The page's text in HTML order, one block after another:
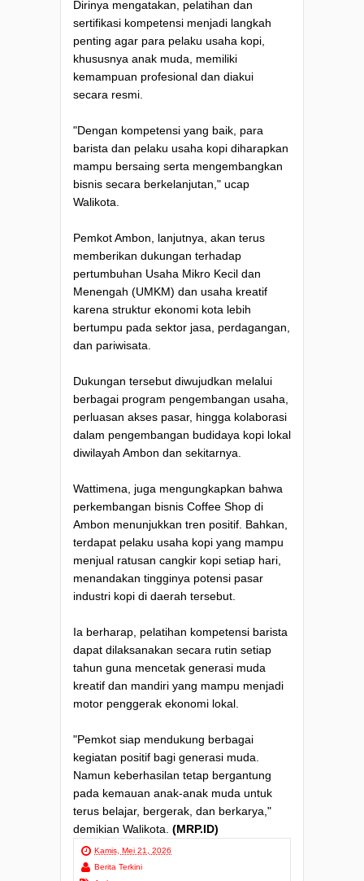
Dirinya mengatakan, pelatihan dan
sertifikasi kompetensi menjadi langkah
penting agar para pelaku usaha kopi,
khususnya anak muda, memiliki
kemampuan profesional dan diakui
secara resmi.
"Dengan kompetensi yang baik, para
barista dan pelaku usaha kopi diharapkan
mampu bersaing serta mengembangkan
bisnis secara berkelanjutan," ucap
Walikota.
Pemkot Ambon, lanjutnya, akan terus
memberikan dukungan terhadap
pertumbuhan Usaha Mikro Kecil dan
Menengah (UMKM) dan usaha kreatif
karena struktur ekonomi kota lebih
bertumpu pada sektor jasa, perdagangan,
dan pariwisata.
Dukungan tersebut diwujudkan melalui
berbagai program pengembangan usaha,
perluasan akses pasar, hingga kolaborasi
dalam pengembangan budidaya kopi lokal
diwilayah Ambon dan sekitarnya.
Wattimena, juga mengungkapkan bahwa
perkembangan bisnis Coffee Shop di
Ambon menunjukkan tren positif. Bahkan,
terdapat pelaku usaha kopi yang mampu
menjual ratusan cangkir kopi setiap hari,
menandakan tingginya potensi pasar
industri kopi di daerah tersebut.
Ia berharap, pelatihan kompetensi barista
dapat dilaksanakan secara rutin setiap
tahun guna mencetak generasi muda
kreatif dan mandiri yang mampu menjadi
motor penggerak ekonomi lokal.
"Pemkot siap mendukung berbagai
kegiatan positif bagi generasi muda.
Namun keberhasilan tetap bergantung
pada kemauan anak-anak muda untuk
terus belajar, bergerak, dan berkarya,"
demikian Walikota. (MRP.ID)
Kamis, Mei 21, 2026
Berita Terkini